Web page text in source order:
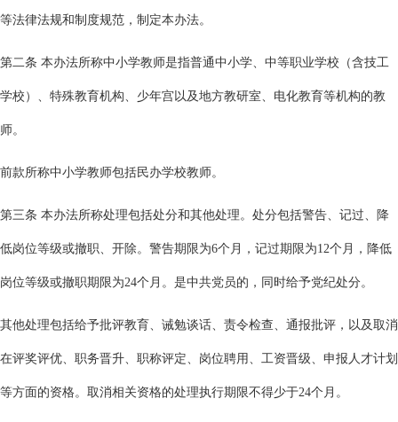
等法律法规和制度规范，制定本办法。
第二条 本办法所称中小学教师是指普通中小学、中等职业学校（含技工
学校）、特殊教育机构、少年宫以及地方教研室、电化教育等机构的教
师。
前款所称中小学教师包括民办学校教师。
第三条 本办法所称处理包括处分和其他处理。处分包括警告、记过、降
低岗位等级或撤职、开除。警告期限为6个月，记过期限为12个月，降低
岗位等级或撤职期限为24个月。是中共党员的，同时给予党纪处分。
其他处理包括给予批评教育、诫勉谈话、责令检查、通报批评，以及取消
在评奖评优、职务晋升、职称评定、岗位聘用、工资晋级、申报人才计划
等方面的资格。取消相关资格的处理执行期限不得少于24个月。